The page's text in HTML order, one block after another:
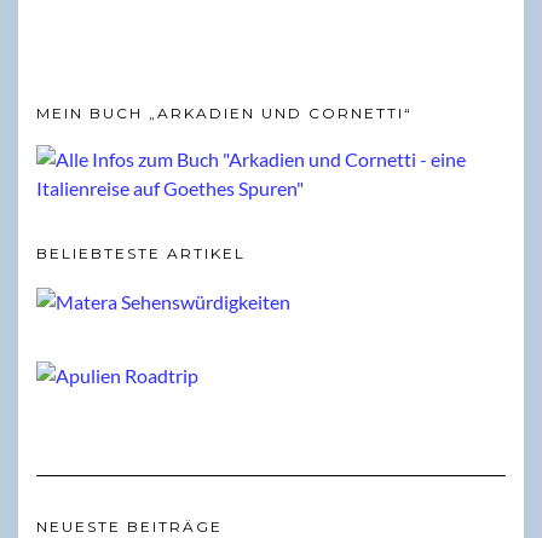
MEIN BUCH „ARKADIEN UND CORNETTI“
BELIEBTESTE ARTIKEL
NEUESTE BEITRÄGE